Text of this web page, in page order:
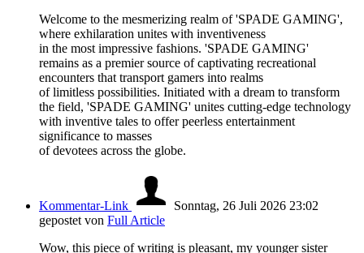
Welcome to the mesmerizing realm of 'SPADE GAMING',
where exhilaration unites with inventiveness
in the most impressive fashions. 'SPADE GAMING'
remains as a premier source of captivating recreational
encounters that transport gamers into realms
of limitless possibilities. Initiated with a dream to transform
the field, 'SPADE GAMING' unites cutting-edge technology
with inventive tales to offer peerless entertainment
significance to masses
of devotees across the globe.
Kommentar-Link
Sonntag, 26 Juli 2026 23:02
gepostet von Full Article
Wow, this piece of writing is pleasant, my younger sister